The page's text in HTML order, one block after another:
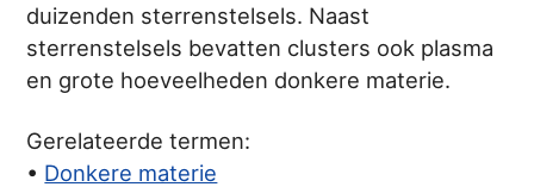
duizenden sterrenstelsels. Naast
sterrenstelsels bevatten clusters ook plasma
en grote hoeveelheden donkere materie.
Gerelateerde termen:
• Donkere materie